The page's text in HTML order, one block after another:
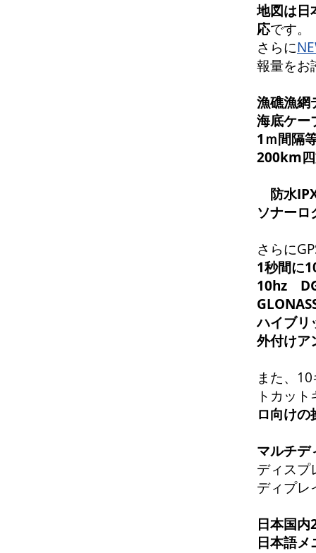
地図は
応です。
さらに
報量をお
漁礁漁網
海底ケー
1ｍ間隔
200km
防水
ソナー
さらに
1秒間に
10hz
ハイブリ
外付けア
また、
トカッ
ロ向けの
マルチデ
ディスプ
ディプレ
日本国内
日本語メ